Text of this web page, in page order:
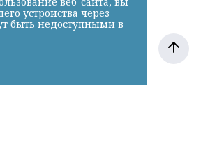
устройства через
быть недоступными в